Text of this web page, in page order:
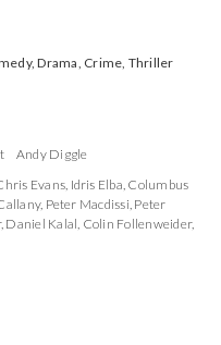
Drama, Crime, Thriller
Andy Diggle
Evans, Idris Elba, Columbus
, Peter Macdissi, Peter
, Daniel Kalal, Colin Follenweider,